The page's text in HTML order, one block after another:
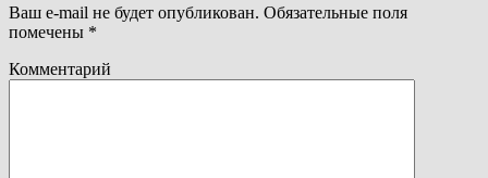
Ваш e-mail не будет опубликован. Обязательные поля
помечены *
Комментарий